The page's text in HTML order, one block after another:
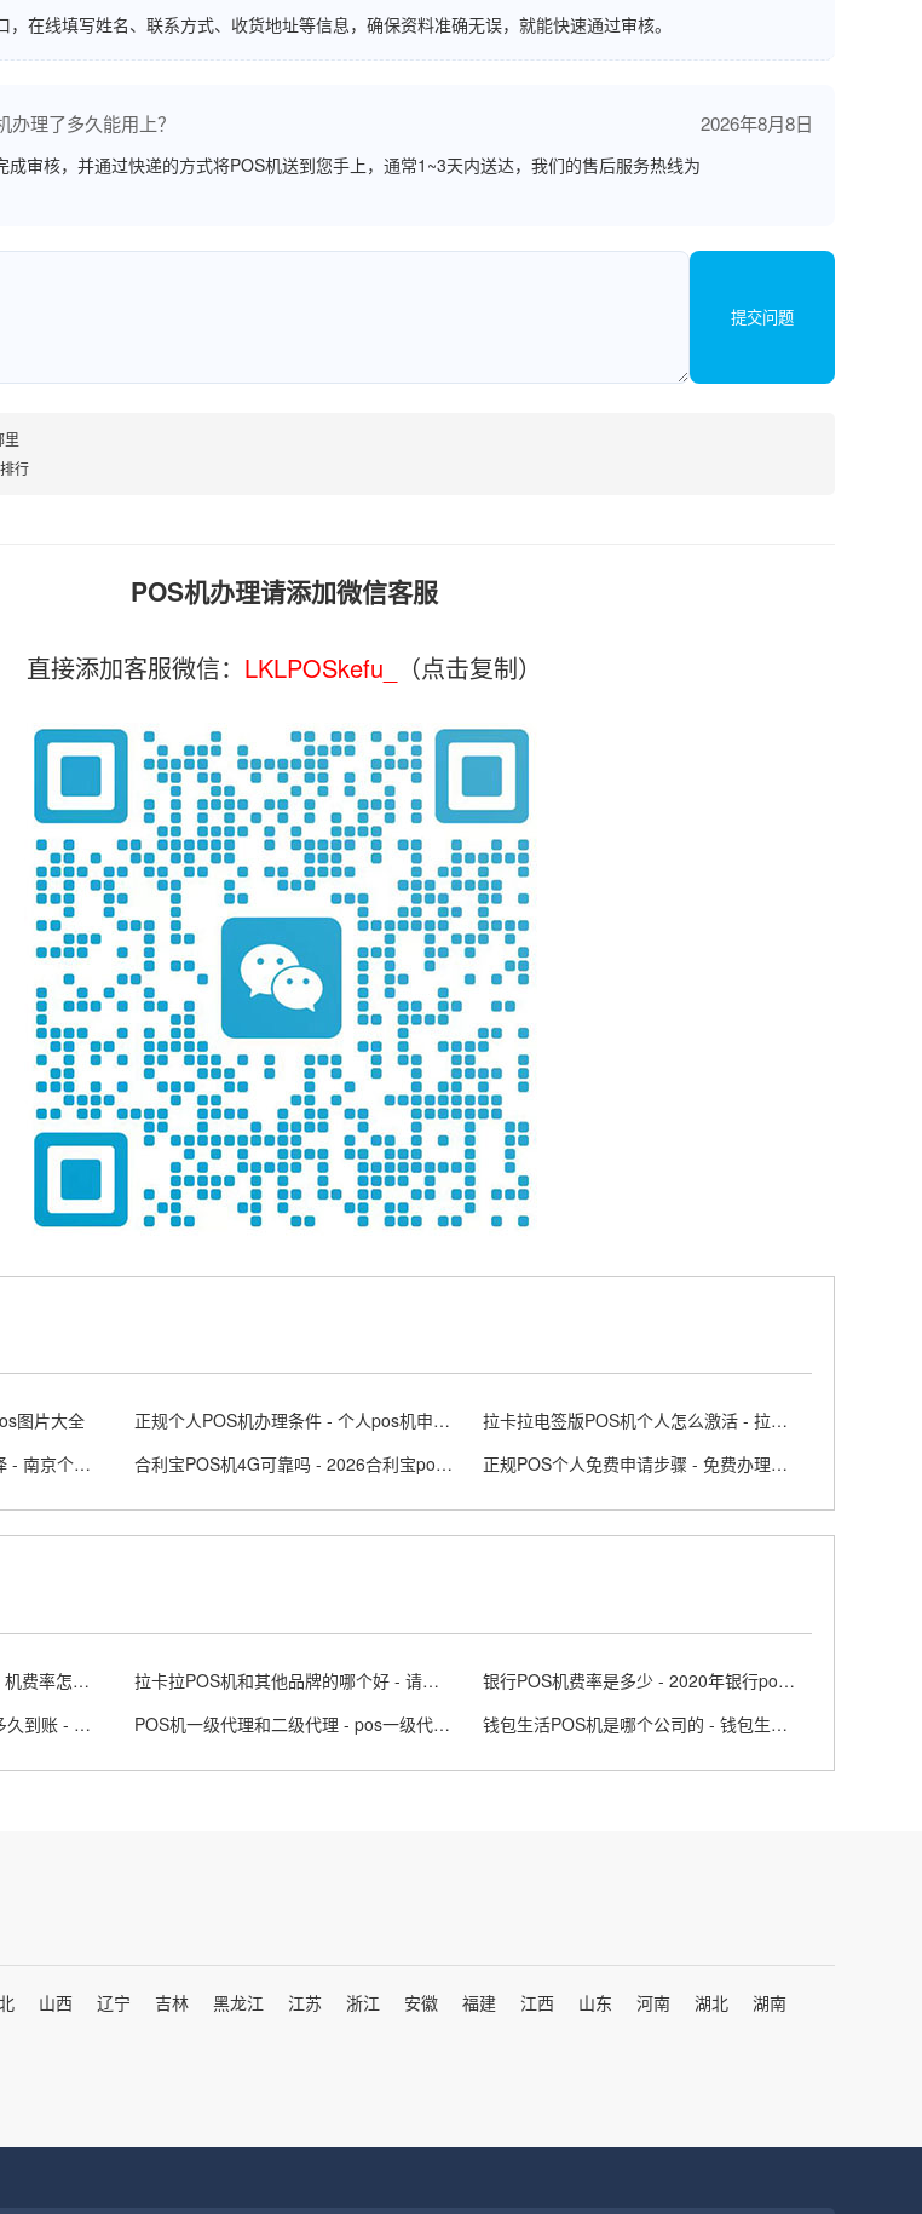
在线填写姓名、联系方式、收货地址等信息，确保资料准确无误，就能快速通过审核。
理了多久能用上？ 2026年8月8日
审核，并通过快递的方式将POS机送到您手上，通常1~3天内送达，我们的售后服务热线为
提交问题
里
行
POS机办理请添加微信客服
直接添加客服微信： LKLPOSkefu_ （点击复制）
图片大全 正规个人POS机办理条件 - 个人pos机申请流程
拉卡拉电签版POS机个人怎么激活 - 拉卡拉app上申请电签pos需要收费吗
南京POS机申请中心怎么选择 - 南京个人办理pos刷卡机
合利宝POS机4G可靠吗 - 2026合利宝pos费用 正规POS个人免费申请步骤 - 免费办理个人POS机的方法
POS机的费率计算办法 - pos 机费率怎么算 拉卡拉POS机和其他品牌的哪个好 - 请问拉卡拉pos好用吗
银行POS机费率是多少 - 2020年银行pos机刷卡手续费标准
结算滁州汇付天下POS机要多久到账 - 汇付天下pos电话
POS机一级代理和二级代理 - pos一级代理要求 钱包生活POS机是哪个公司的 - 钱包生活app
山西 辽宁 吉林 黑龙江 江苏 浙江 安徽 福建 江西 山东 河南 湖北
湖南